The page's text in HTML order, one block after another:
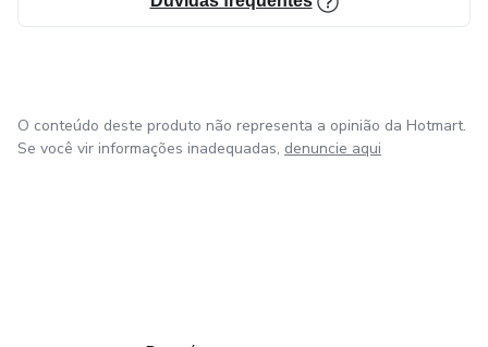
O conteúdo deste produto não representa a opinião da Hotmart.
Se você vir informações inadequadas, denuncie aqui